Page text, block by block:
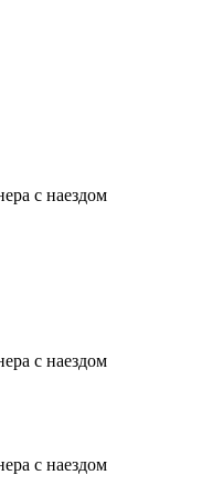
с наездом
с наездом
с наездом